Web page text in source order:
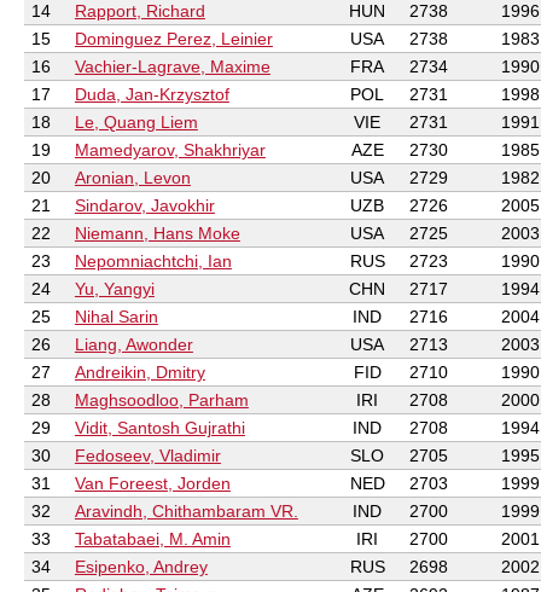
14
Rapport, Richard HUN 2738
1996
15
Dominguez Perez, Leinier USA 2738
1983
16
Vachier-Lagrave, Maxime FRA 2734
1990
17
Duda, Jan-Krzysztof POL 2731
1998
18
Le, Quang Liem VIE 2731
1991
19
Mamedyarov, Shakhriyar AZE 2730
1985
20
Aronian, Levon USA 2729
1982
21
Sindarov, Javokhir UZB 2726
2005
22
Niemann, Hans Moke USA 2725
2003
23
Nepomniachtchi, Ian RUS 2723
1990
24
Yu, Yangyi CHN 2717
1994
25
Nihal Sarin IND 2716
2004
26
Liang, Awonder USA 2713
2003
27
Andreikin, Dmitry FID 2710
1990
28
Maghsoodloo, Parham IRI 2708
2000
29
Vidit, Santosh Gujrathi IND 2708
1994
30
Fedoseev, Vladimir SLO 2705
1995
31
Van Foreest, Jorden NED 2703
1999
32
Aravindh, Chithambaram VR. IND 2700
1999
33
Tabatabaei, M. Amin IRI 2700
2001
34
Esipenko, Andrey RUS 2698
2002